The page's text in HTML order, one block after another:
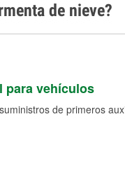
de nieve?
para vehículos
de primeros